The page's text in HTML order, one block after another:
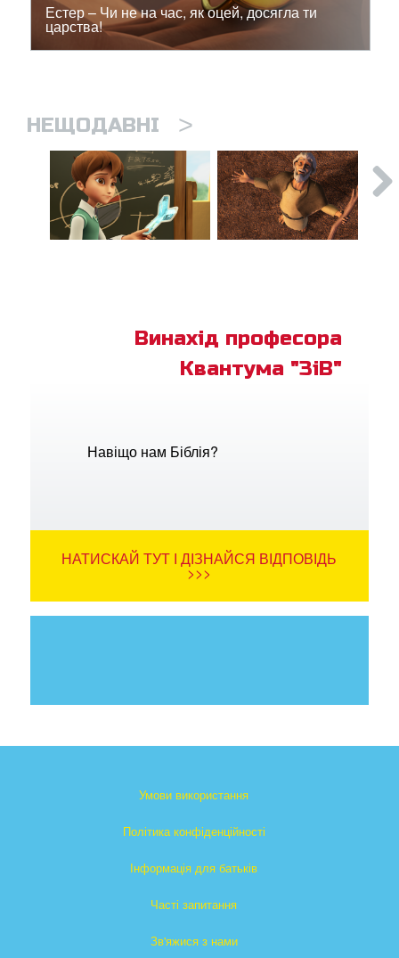
Естер – Чи не на час, як оцей, досягла ти
царства!
НЕЩОДАВНІ >
Винахід професора
Квантума "ЗіВ"
Навіщо нам Біблія?
НАТИСКАЙ ТУТ І ДІЗНАЙСЯ ВІДПОВІДЬ
>>>
Умови використання
Політика конфіденційності
Інформація для батьків
Часті запитання
Зв'яжися з нами